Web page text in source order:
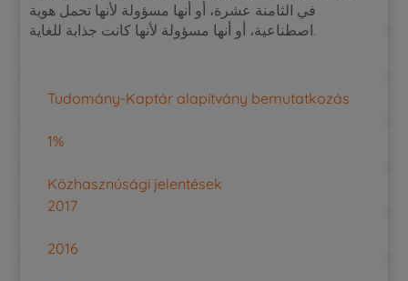
في الثامنة عشرة، أو أنها مسؤولة لأنها تحمل هوية
اصطناعية، أو أنها مسؤولة لأنها كانت جذابة للغاية.
Tudomány-Kaptár alapítvány bemutatkozás
1%
Közhasznúsági jelentések
2017
2016